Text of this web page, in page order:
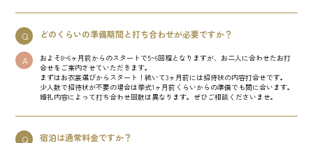
Q どのくらいの準備期間と打ち合わせが必要ですか？
A
およそ8~6ヶ月前からのスタートで5~6回程となりますが、お二人に合わせたお打
合せをご案内させていただきます。
まずはお衣裳選びからスタート！続いて3ヶ月前には招待状の内容打合せです。
少人数で招待状が不要の場合は挙式1ヶ月前くらいからの準備でも間に合います。
婚礼内容によって打ち合わせ回数は異なります。ぜひご相談くださいませ。
Q 宿泊は通常料金ですか？